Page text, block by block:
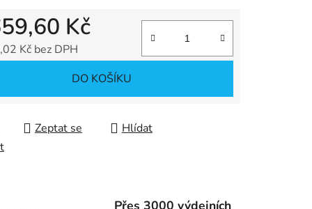
Kč
Kč bez DPH
DO KOŠÍKU
Zeptat se
Hlídat
Přes 3000 výdejních